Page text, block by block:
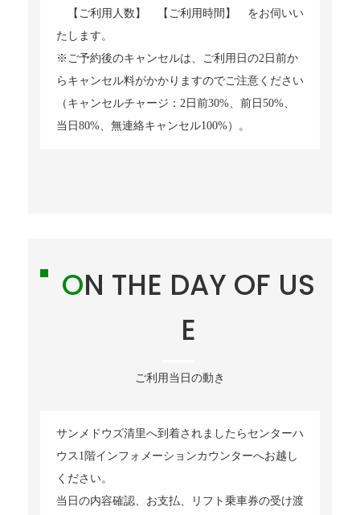
【ご利用人数】 【ご利用時間】 をお伺いい
たします。
※ご予約後のキャンセルは、ご利用日の2日前か
らキャンセル料がかかりますのでご注意ください
（キャンセルチャージ：2日前30%、前日50%、
当日80%、無連絡キャンセル100%）。
ON THE DAY OF US
E
ご利用当日の動き
サンメドウズ清里へ到着されましたらセンターハ
ウス1階インフォメーションカウンターへお越し
ください。
当日の内容確認、お支払、リフト乗車券の受け渡